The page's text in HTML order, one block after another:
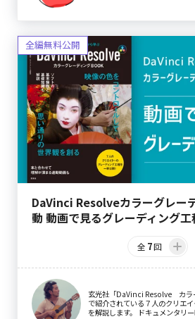
DaVinci Resolveカラーグレー
動 動画で見るグレーディング工
全 7回
玄光社「DaVinci Resolve カラ
で紹介されている７人のクリエ
を解説します。 ドキュメンタリ